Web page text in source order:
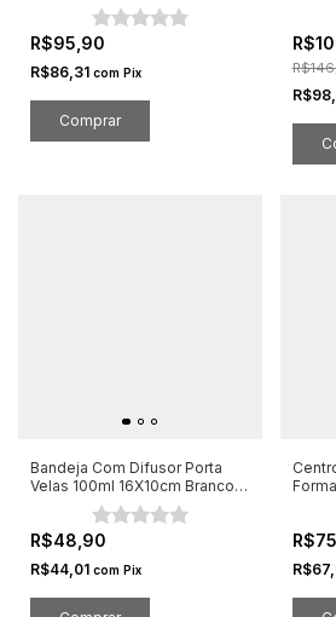
R$95,90
R$86,31 com Pix
Comprar
Bandeja Com Difusor Porta
Velas 100ml 16X10cm Branco e
R$48,90
R$44,01 com Pix